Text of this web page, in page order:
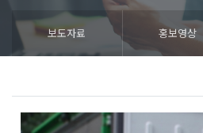
보도자료 홍보영상